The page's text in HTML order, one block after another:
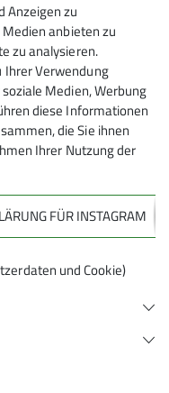
Anzeigen zu
anbieten zu
zu analysieren.
Verwendung
Medien, Werbung
diese Informationen
die Sie ihnen
Ihrer Nutzung der
FÜR INSTAGRAM
und Cookie)